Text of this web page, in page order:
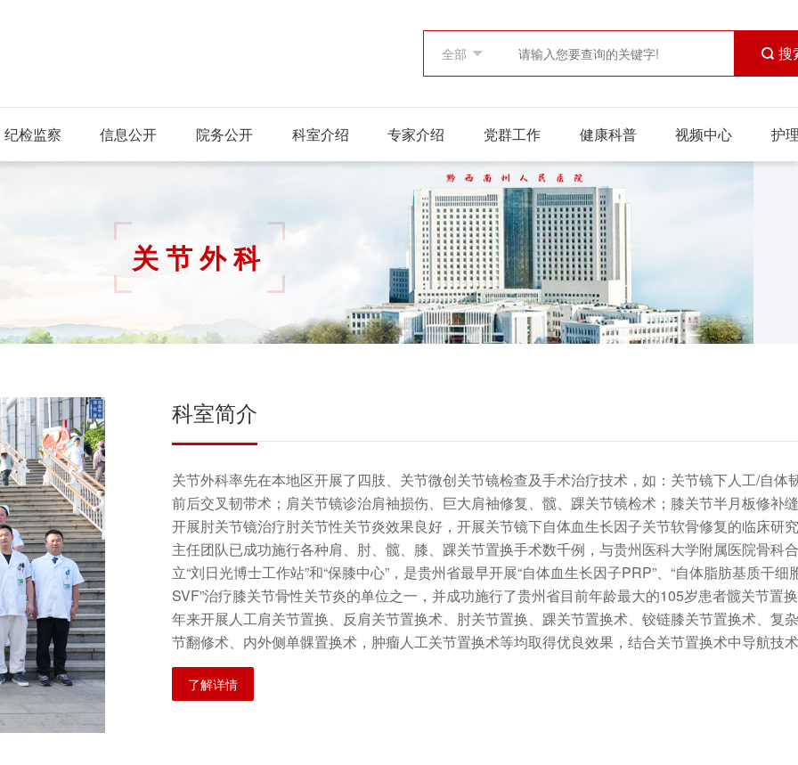
 搜
纪检监察 信息公开 院务公开 科室介绍 专家介绍 党群工作 健康科普 视频中心 护
关节外科
科室简介
关节外科率先在本地区开展了四肢、关节微创关节镜检查及手术治疗技术，如：关节镜下人工/自体
前后交叉韧带术；肩关节镜诊治肩袖损伤、巨大肩袖修复、髋、踝关节镜检术；膝关节半月板修补
开展肘关节镜治疗肘关节性关节炎效果良好，开展关节镜下自体血生长因子关节软骨修复的临床研
主任团队已成功施行各种肩、肘、髋、膝、踝关节置换手术数千例，与贵州医科大学附属医院骨科
立“刘日光博士工作站”和“保膝中心”，是贵州省最早开展“自体血生长因子PRP”、“自体脂肪基质干细
SVF”治疗膝关节骨性关节炎的单位之一，并成功施行了贵州省目前年龄最大的105岁患者髋关节置
年来开展人工肩关节置换、反肩关节置换术、肘关节置换、踝关节置换术、铰链膝关节置换术、复
节翻修术、内外侧单髁置换术，肿瘤人工关节置换术等均取得优良效果，结合关节置换术中导航技
印技术、手术机器人技术等的应用使本地区关节手术进入省级先进水平，是“国家卫健委加速康复外
点医院”和国家骨科医疗中心北京积水潭医院“骨科ERAS PLUS示范病房”。因信誉良好，院外、外
了解详情